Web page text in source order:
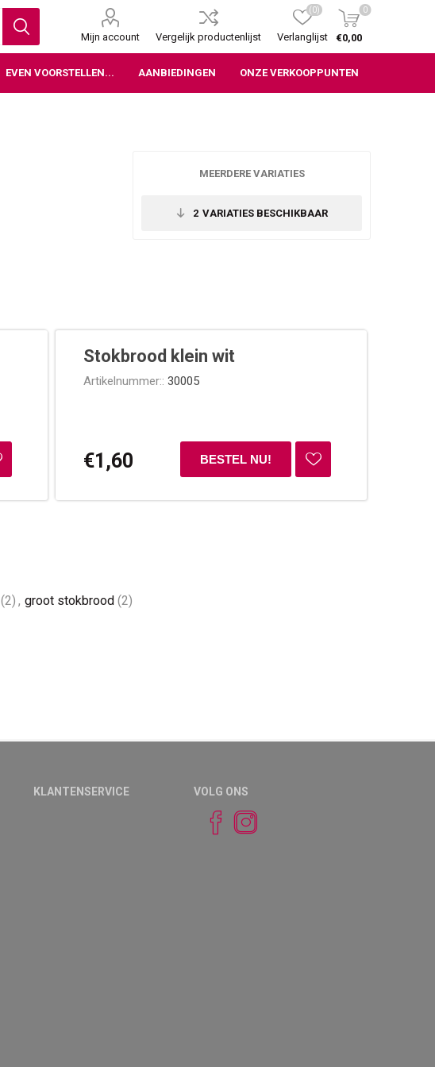
Mijn account Vergelijk productenlijst Verlanglijst
(0) 0
€0,00
EVEN VOORSTELLEN... AANBIEDINGEN ONZE VERKOOPPUNTEN
Stokbrood klein wit
Artikelnummer:: 30005
€1,60
(2) , groot stokbrood (2)
MEERDERE VARIATIES
2 VARIATIES BESCHIKBAAR
KLANTENSERVICE VOLG ONS